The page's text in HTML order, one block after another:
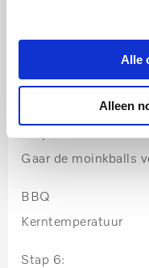
Alle
Alleen
Gaar de moinkballs
BBQ
Stap 6: